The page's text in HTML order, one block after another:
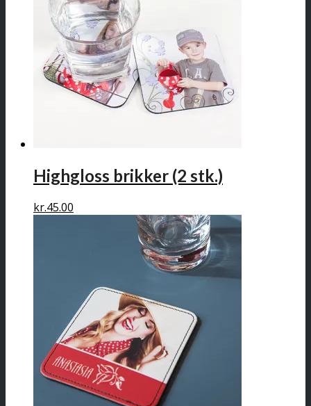
Highgloss brikker (2 stk.)
kr.45.00